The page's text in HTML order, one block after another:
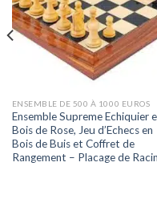
ENSEMBLE DE 500 À 1000 EUROS
Ensemble Supreme Echiquier
Bois de Rose, Jeu d’Echecs en
Bois de Buis et Coffret de
Rangement – Placage de